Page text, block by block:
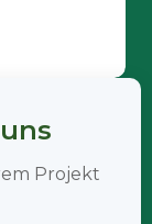
Projekt